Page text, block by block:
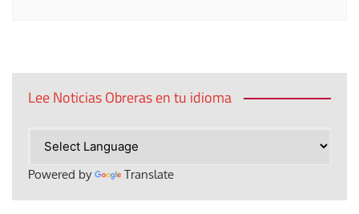
Lee Noticias Obreras en tu idioma
Powered by Translate